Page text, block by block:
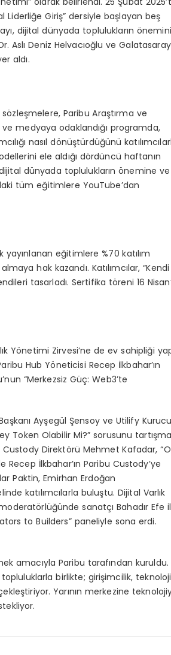
Liderliğe Giriş” dersiyle başlayan beş
dijital dünyada toplulukların önemini
Aslı Deniz Helvacıoğlu ve Galatasaray
aldı.
Paribu Araştırma ve
medyaya odaklandığı programda,
nasıl dönüştürdüğünü
ele aldığı dördüncü haftanın
dünyada toplulukların önemine ve
tüm eğitimlere YouTube’dan
eğitimlere %70 katılım
hak kazandı. Katılımcılar, “Kendi
tasarladı. Sertifika töreni 16
Yönetimi Zirvesi’ne de ev sahipliği
Hub Yöneticisi Recep İlkbahar’ın
“Merkezsiz Güç: Web3’te
Ayşegül Şensoy ve Utilify Kurucu
Token Olabilir Mi?” sorusunu
Custody Direktörü Mehmet Kafadar,
İlkbahar’ın Paribu Custody’ye
Paktin, Emirhan Erdoğan
katılımcılarla buluştu. Dijital Varlık
sanatçı Bahadır Efe
to Builders” paneliyle sona erdi.
amacıyla Paribu tarafından kuruldu.
birlikte; girişimcilik, teknoloji
Yarının merkezine